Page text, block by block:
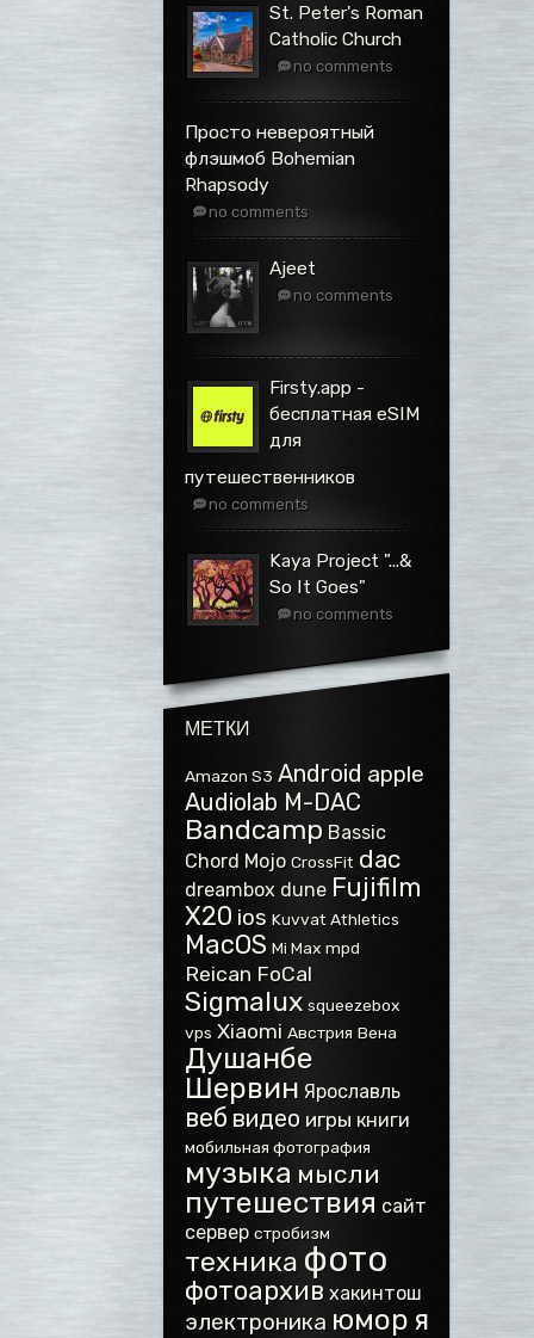
St. Peter's Roman
Catholic Church
no comments
Просто невероятный
флэшмоб Bohemian
Rhapsody
no comments
Ajeet
no comments
Firsty.app -
бесплатная eSIM
для
путешественников
no comments
Kaya Project ".​.​.​&
So It Goes"
no comments
МЕТКИ
Amazon S3 Android apple
Audiolab M-DAC
Bandcamp Bassic
Chord Mojo CrossFit dac
dreambox dune Fujifilm
X20 ios Kuvvat Athletics
MacOS Mi Max mpd
Reican FoCal
Sigmalux squeezebox
vps Xiaomi Австрия Вена
Душанбе
Шервин Ярославль
веб видео игры книги
мобильная фотография
музыка мысли
путешествия сайт
сервер стробизм
техника фото
фотоархив хакинтош
электроника юмор я